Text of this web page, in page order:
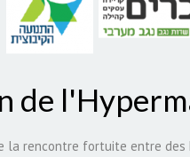
de
rencontre fortuite entre